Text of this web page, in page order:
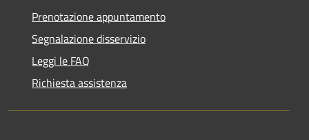
Prenotazione appuntamento
Segnalazione disservizio
Leggi le FAQ
Richiesta assistenza